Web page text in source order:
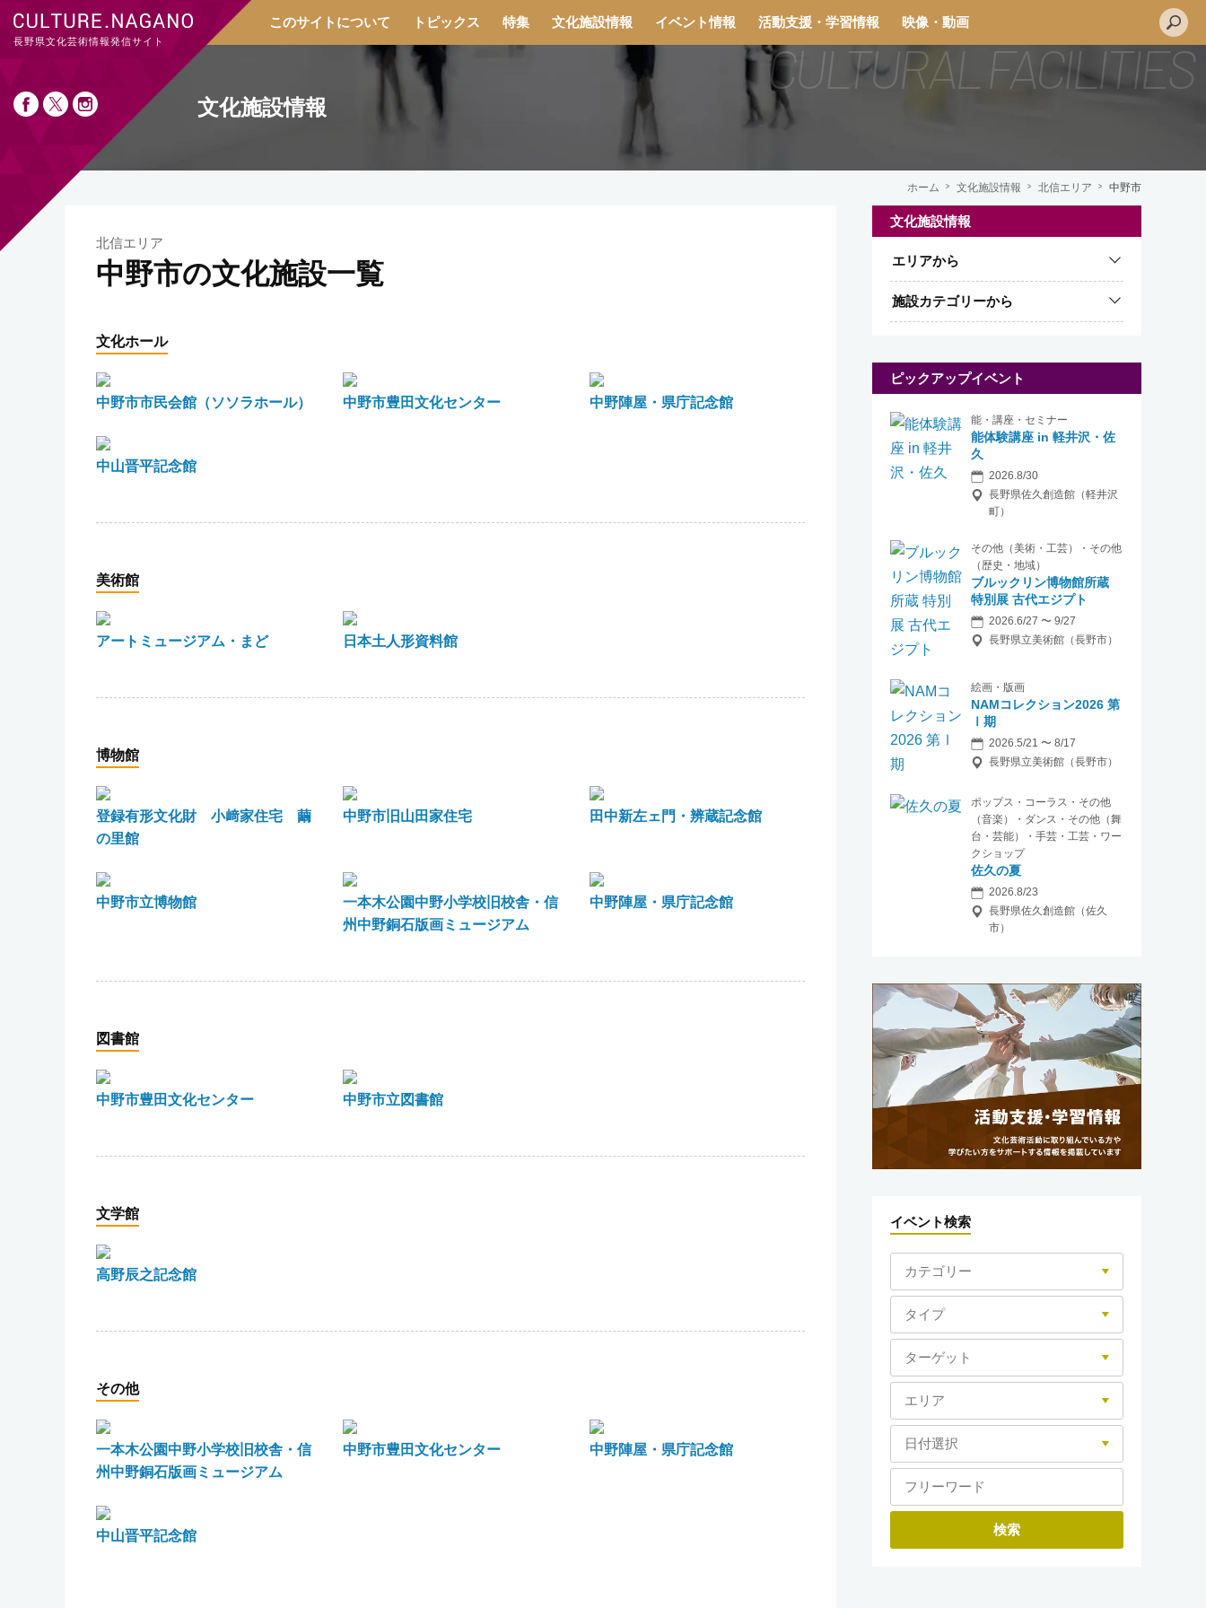
長野県文化芸術情報発信サイト
このサイトについて トピックス 特集 文化施設情報 イベント情報 活動支援・学習情報 映像・動画
文化施設情報
ホーム 文化施設情報 北信エリア 中野市
北信エリア
中野市の文化施設一覧
文化ホール
中野市市民会館（ソソラホール） 中野市豊田文化センター 中野陣屋・県庁記念館
中山晋平記念館
美術館
アートミュージアム・まど 日本土人形資料館
博物館
登録有形文化財 小﨑家住宅 繭
の里館
中野市旧山田家住宅 田中新左ェ門・辨蔵記念館
中野市立博物館
一本木公園中野小学校旧校舎・信
州中野銅石版画ミュージアム
中野陣屋・県庁記念館
図書館
中野市豊田文化センター 中野市立図書館
文学館
高野辰之記念館
その他
一本木公園中野小学校旧校舎・信
州中野銅石版画ミュージアム
中野市豊田文化センター 中野陣屋・県庁記念館
中山晋平記念館
文化施設情報
エリアから
施設カテゴリーから
ピックアップイベント
能・講座・セミナー
能体験講座 in 軽井沢・佐
久
2026.8/30
長野県佐久創造館（軽井沢
町）
その他（美術・工芸）・その他
（歴史・地域）
ブルックリン博物館所蔵
特別展 古代エジプト
2026.6/27 〜 9/27
長野県立美術館（長野市）
絵画・版画
NAMコレクション2026 第
Ⅰ期
2026.5/21 〜 8/17
長野県立美術館（長野市）
ポップス・コーラス・その他
（音楽）・ダンス・その他（舞
台・芸能）・手芸・工芸・ワー
クショップ
佐久の夏
2026.8/23
長野県佐久創造館（佐久
市）
イベント検索